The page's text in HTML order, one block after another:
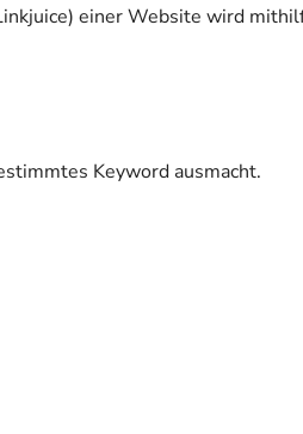
einer Website wird
Keyword ausmacht.